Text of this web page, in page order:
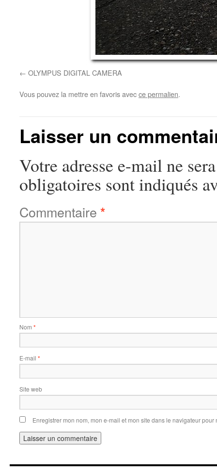
OLYMPUS DIGITAL CAMERA
Vous pouvez la mettre en favoris avecce permalien.
Laisser un
Votre adresse e-mail ne
obligatoires sont indiqués
Commentaire *
Nom *
E-mail *
Site web
Enregistrer mon nom, mon e-mail et mon site dans le navigateur